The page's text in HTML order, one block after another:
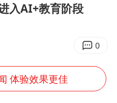
渠道价一箱上涨近百元
法国将禁止“未经同意的电话营销”
入AI+教育阶段
0
体验效果更佳